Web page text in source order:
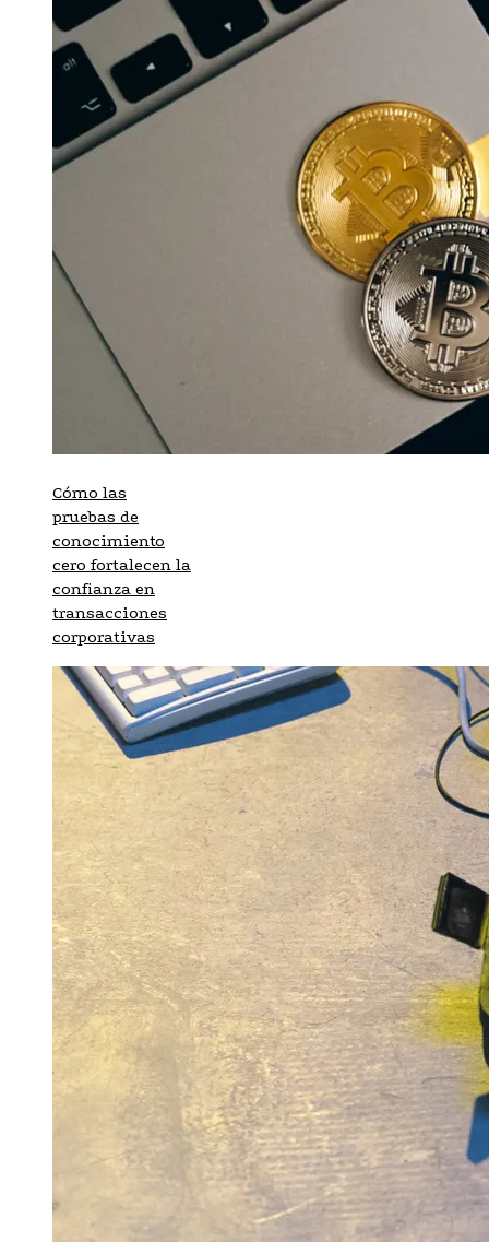
Cómo las
pruebas de
conocimiento
cero fortalecen la
confianza en
transacciones
corporativas